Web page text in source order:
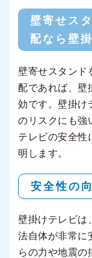
壁寄せス
配なら壁
壁寄せスタンド
配であれば、壁
効です。壁掛け
のリスクにも強
テレビの安全性
明します。
安全性の
壁掛けテレビは
法自体が非常に
らの力や地震の